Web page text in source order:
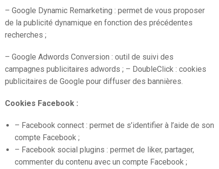
– Google Dynamic Remarketing : permet de vous proposer
de la publicité dynamique en fonction des précédentes
recherches ;
– Google Adwords Conversion : outil de suivi des
campagnes publicitaires adwords ; – DoubleClick : cookies
publicitaires de Google pour diffuser des bannières.
Cookies Facebook :
– Facebook connect : permet de s’identifier à l’aide de son
compte Facebook ;
– Facebook social plugins : permet de liker, partager,
commenter du contenu avec un compte Facebook ;